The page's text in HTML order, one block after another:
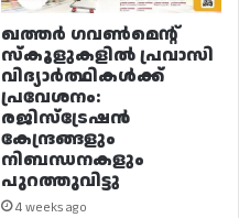
ഖത്തർ ഗവൺമെന്റ്
സ്കൂളുകളിൽ പ്രവാസി
വിദ്യാർത്ഥികൾക്ക്
പ്രവേശനം:
രജിസ്ട്രേഷൻ
കേന്ദ്രങ്ങളും
നിബന്ധനകളും
പുറത്തുവിട്ടു
4 weeks ago